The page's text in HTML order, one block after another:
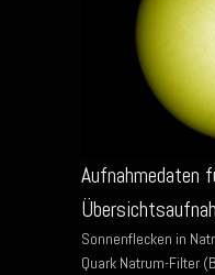
Aufnahmedaten
Sonnenflecken in
Quark Natrum-Filter